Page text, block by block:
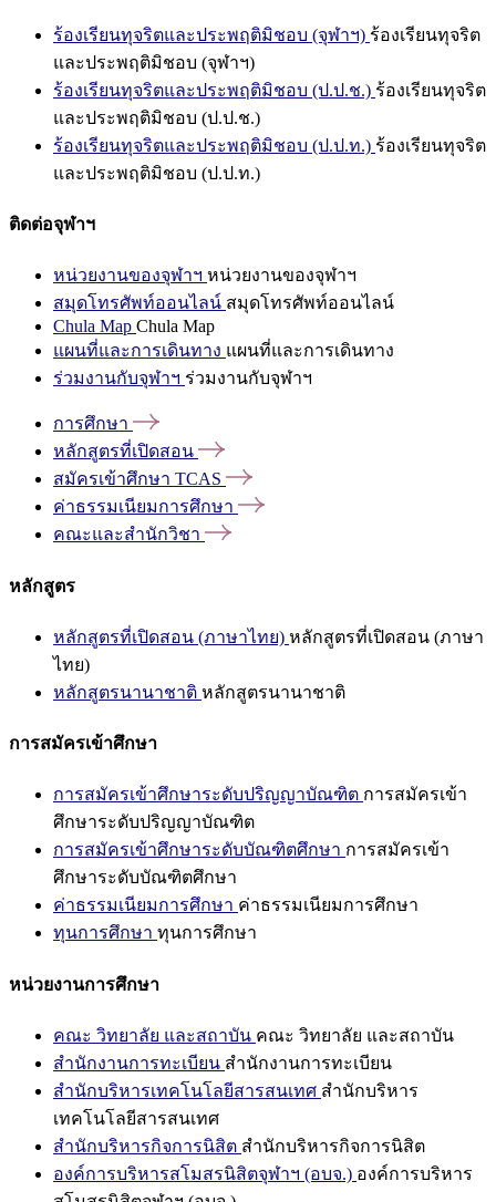
ร้องเรียนทุจริตและประพฤติมิชอบ (จุฬาฯ) ร้องเรียนทุจริต
และประพฤติมิชอบ (จุฬาฯ)
ร้องเรียนทุจริตและประพฤติมิชอบ (ป.ป.ช.) ร้องเรียนทุจริต
และประพฤติมิชอบ (ป.ป.ช.)
ร้องเรียนทุจริตและประพฤติมิชอบ (ป.ป.ท.) ร้องเรียนทุจริต
และประพฤติมิชอบ (ป.ป.ท.)
ติดต่อจุฬาฯ
หน่วยงานของจุฬาฯ หน่วยงานของจุฬาฯ
สมุดโทรศัพท์ออนไลน์ สมุดโทรศัพท์ออนไลน์
Chula Map Chula Map
แผนที่และการเดินทาง แผนที่และการเดินทาง
ร่วมงานกับจุฬาฯ ร่วมงานกับจุฬาฯ
การศึกษา
หลักสูตรที่เปิดสอน
สมัครเข้าศึกษา TCAS
ค่าธรรมเนียมการศึกษา
คณะและสำนักวิชา
หลักสูตร
หลักสูตรที่เปิดสอน (ภาษาไทย) หลักสูตรที่เปิดสอน (ภาษา
ไทย)
หลักสูตรนานาชาติ หลักสูตรนานาชาติ
การสมัครเข้าศึกษา
การสมัครเข้าศึกษาระดับปริญญาบัณฑิต การสมัครเข้า
ศึกษาระดับปริญญาบัณฑิต
การสมัครเข้าศึกษาระดับบัณฑิตศึกษา การสมัครเข้า
ศึกษาระดับบัณฑิตศึกษา
ค่าธรรมเนียมการศึกษา ค่าธรรมเนียมการศึกษา
ทุนการศึกษา ทุนการศึกษา
หน่วยงานการศึกษา
คณะ วิทยาลัย และสถาบัน คณะ วิทยาลัย และสถาบัน
สำนักงานการทะเบียน สำนักงานการทะเบียน
สำนักบริหารเทคโนโลยีสารสนเทศ สำนักบริหาร
เทคโนโลยีสารสนเทศ
สำนักบริหารกิจการนิสิต สำนักบริหารกิจการนิสิต
องค์การบริหารสโมสรนิสิตจุฬาฯ (อบจ.) องค์การบริหาร